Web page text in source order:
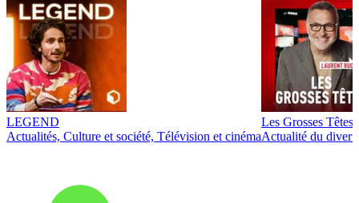
LEGEND
Actualités, Culture et société, Télévision et cinéma
Les Grosses Têtes
Actualité du